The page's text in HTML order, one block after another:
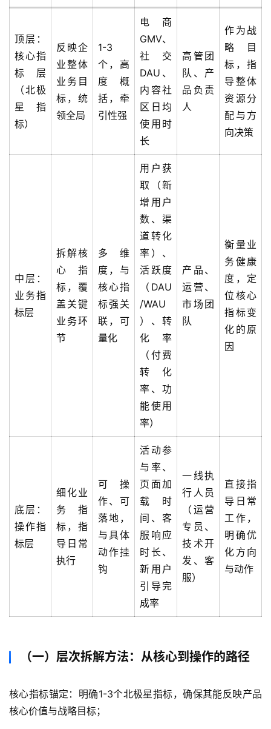
营
记
录
顶层：
核心指
标层
（北极
星指
标）
反映企
业整体
业务目
标，统
领全局
1-3
个，高
度概
括，牵
引性强
电商
GMV、
社交
DAU、
内容社
区日均
使用时
长
高管团
队、产
品负责
人
作为战
略目
标，指
导整体
资源分
配与方
向决策
中层：
业务指
标层
拆解核
心指
标，覆
盖关键
业务环
节
多维
度，与
核心指
标强关
联，可
量化
用户获
取（新
增用户
数、渠
道转化
率）、
活跃度
（DAU
/WAU
）、转
化率
（付费
转化
率、功
能使用
率）
产品、
运营、
市场团
队
衡量业
务健康
度，定
位核心
指标变
化的原
因
底层：
操作指
标层
细化业
务指
标，指
导日常
执行
可操
作、可
落地，
与具体
动作挂
钩
活动参
与率、
页面加
载时
间、客
服响应
时长、
新用户
引导完
成率
一线执
行人员
（运营
专员、
技术开
发、客
服）
直接指
导日常
工作，
明确优
化方向
与动作
（一）层次拆解方法：从核心到操作的路径
核心指标锚定：明确1-3个北极星指标，确保其能反映产品
核心价值与战略目标；